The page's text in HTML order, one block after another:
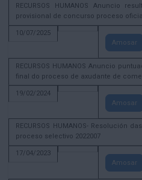
RECURSOS HUMANOS Anuncio
provisional de concurso proceso
10/07/2025
Amosar
RECURSOS HUMANOS Anuncio
final do proceso de axudante de
19/02/2024
Amosar
RECURSOS HUMANOS- Resolución
proceso selectivo 2022007
17/04/2023
Amosar